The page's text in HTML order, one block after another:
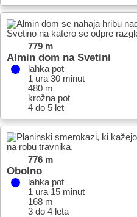
779 m
Almin dom na Svetini
lahka pot
1 ura 30 minut
480 m
krožna pot
4 do 5 let
776 m
Obolno
lahka pot
1 ura 15 minut
168 m
3 do 4 leta